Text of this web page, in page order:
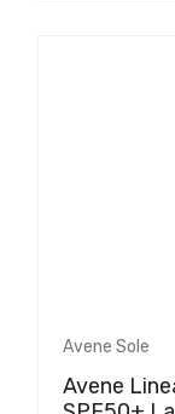
Avene Sole
Avene